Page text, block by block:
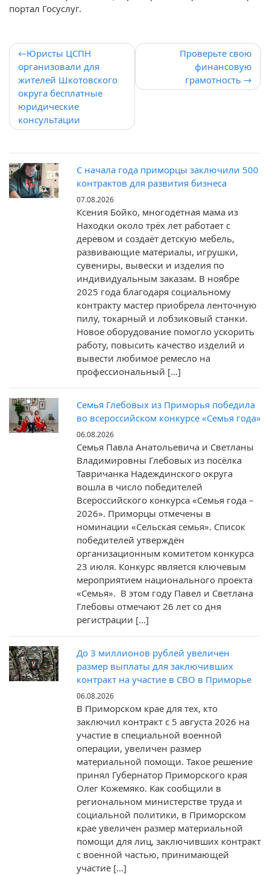
портал Госуслуг.
Навигация
по
записям
Юристы ЦСПН
организовали для
жителей Шкотовского
округа бесплатные
юридические
консультации
Проверьте свою
финансовую
грамотность
С начала года приморцы заключили 500
контрактов для развития бизнеса
07.08.2026
Ксения Бойко, многодетная мама из
Находки около трёх лет работает с
деревом и создаёт детскую мебель,
развивающие материалы, игрушки,
сувениры, вывески и изделия по
индивидуальным заказам. В ноябре
2025 года благодаря социальному
контракту мастер приобрела ленточную
пилу, токарный и лобзиковый станки.
Новое оборудование помогло ускорить
работу, повысить качество изделий и
вывести любимое ремесло на
профессиональный […]
Семья Глебовых из Приморья победила
во всероссийском конкурсе «Семья года»
06.08.2026
Семья Павла Анатольевича и Светланы
Владимировны Глебовых из посёлка
Тавричанка Надеждинского округа
вошла в число победителей
Всероссийского конкурса «Семья года –
2026». Приморцы отмечены в
номинации «Сельская семья». Список
победителей утверждён
организационным комитетом конкурса
23 июля. Конкурс является ключевым
мероприятием национального проекта
«Семья». В этом году Павел и Светлана
Глебовы отмечают 26 лет со дня
регистрации […]
До 3 миллионов рублей увеличен
размер выплаты для заключивших
контракт на участие в СВО в Приморье
06.08.2026
В Приморском крае для тех, кто
заключил контракт c 5 августа 2026 на
участие в специальной военной
операции, увеличен размер
материальной помощи. Такое решение
принял Губернатор Приморского края
Олег Кожемяко. Как сообщили в
региональном министерстве труда и
социальной политики, в Приморском
крае увеличен размер материальной
помощи для лиц, заключивших контракт
с военной частью, принимающей
участие […]